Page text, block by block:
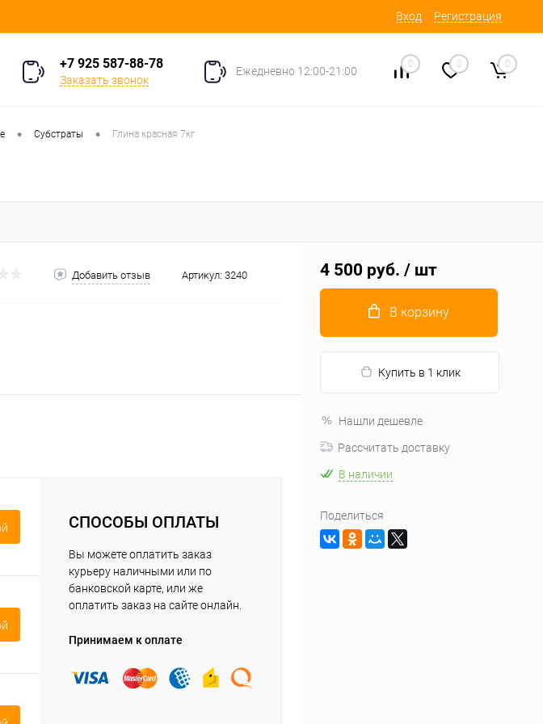
Вход Регистрация
+7 925 587-88-78
Заказать звонок
Ежедневно 12:00-21:00
0 0 0
• Субстраты • Глина красная 7кг
Добавить отзыв Артикул: 3240
СПОСОБЫ ОПЛАТЫ
Вы можете оплатить заказ
курьеру наличными или по
банковской карте, или же
оплатить заказ на сайте онлайн.
Принимаем к оплате
4 500 руб. / шт
В корзину
Купить в 1 клик
Нашли дешевле
Рассчитать доставку
В наличии
Поделиться